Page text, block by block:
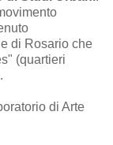
di Rosario che
(quartieri
di Arte